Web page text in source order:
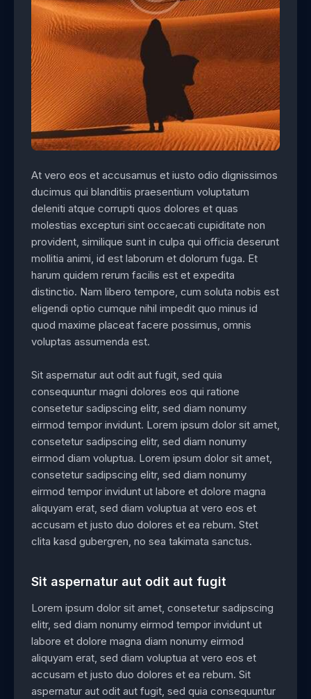
At vero eos et accusamus et iusto odio dignissimos
ducimus qui blanditiis praesentium voluptatum
deleniti atque corrupti quos dolores et quas
molestias excepturi sint occaecati cupiditate non
provident, similique sunt in culpa qui officia deserunt
mollitia animi, id est laborum et dolorum fuga. Et
harum quidem rerum facilis est et expedita
distinctio. Nam libero tempore, cum soluta nobis est
eligendi optio cumque nihil impedit quo minus id
quod maxime placeat facere possimus, omnis
voluptas assumenda est.
Sit aspernatur aut odit aut fugit, sed quia
consequuntur magni dolores eos qui ratione
consetetur sadipscing elitr, sed diam nonumy
eirmod tempor invidunt. Lorem ipsum dolor sit amet,
consetetur sadipscing elitr, sed diam nonumy
eirmod diam voluptua. Lorem ipsum dolor sit amet,
consetetur sadipscing elitr, sed diam nonumy
eirmod tempor invidunt ut labore et dolore magna
aliquyam erat, sed diam voluptua at vero eos et
accusam et justo duo dolores et ea rebum. Stet
clita kasd gubergren, no sea takimata sanctus.
Sit aspernatur aut odit aut fugit
Lorem ipsum dolor sit amet, consetetur sadipscing
elitr, sed diam nonumy eirmod tempor invidunt ut
labore et dolore magna diam nonumy eirmod
aliquyam erat, sed diam voluptua at vero eos et
accusam et justo duo dolores et ea rebum. Sit
aspernatur aut odit aut fugit, sed quia consequuntur